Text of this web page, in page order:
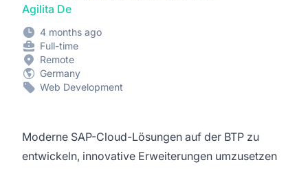
Agilita De
4 months ago
Full-time
Remote
Germany
Web Development
Moderne SAP-Cloud-Lösungen auf der BTP zu
entwickeln, innovative Erweiterungen umzusetzen